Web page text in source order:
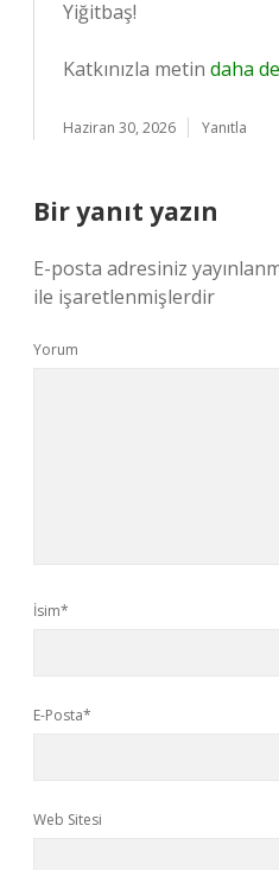
Yiğitbaş!
Katkınızla metin daha
Haziran 30, 2026 Yanıtla
Bir yanıt yazın
E-posta adresiniz
ile işaretlenmişlerdir
Yorum
İsim*
E-Posta*
Web Sitesi